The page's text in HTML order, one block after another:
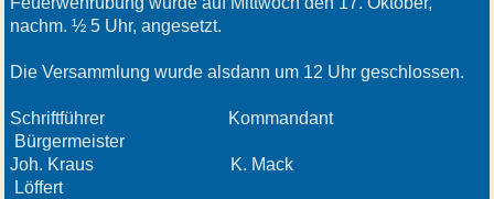
nachm. ½ 5 Uhr, angesetzt.
Die Versammlung wurde alsdann um 12 Uhr geschlossen.
Schriftführer Kommandant
Bürgermeister
Joh. Kraus K. Mack
Löffert